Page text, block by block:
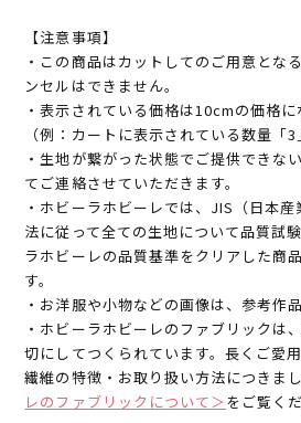
【注意事項】
・この商品はカットしてのご用意とな
ンセルはできません。
・表示されている価格は10cmの価格に
（例：カートに表示されている数量「3
・生地が繋がった状態でご提供できな
てご連絡させていただきます。
・ホビーラホビーレでは、JIS（日本
法に従って全ての生地について品質試
ラホビーレの品質基準をクリアした商
す。
・お洋服や小物などの画像は、参考作品
・ホビーラホビーレのファブリックは
切にしてつくられています。長くご愛
繊維の特徴・お取り扱い方法につきま
レのファブリックについて＞ をご覧く